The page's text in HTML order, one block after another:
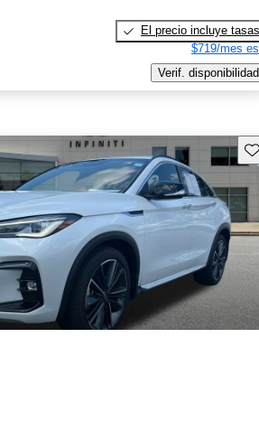
El precio incluye tasas
$719/mes
Verif. disponibilidad